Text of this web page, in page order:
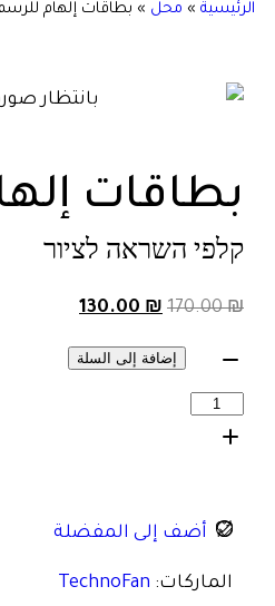
الرئيسية » محل » بطاقات إلهام
بطاقات
קלפי השראה לציור
170.00₪
130.00₪
إضافة إلى السلة
أضف إلى المفضلة
الماركات: TechnoFan